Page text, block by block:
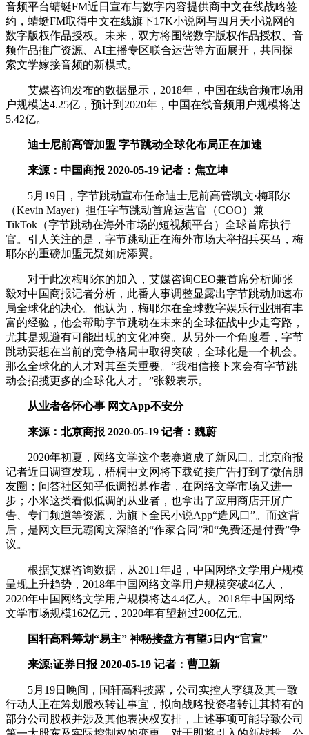
音频平台蜻蜓FM近日宣布与数字内容提供商中文在线战略签
约，蜻蜓FM取得中文在线旗下17K小说网与四月天小说网的
数字版权作品授权。未来，双方将围绕数字版权作品授权、音
频作品推广资源、AI主播专区联合运营等方面展开，共同探
索文学嫁接音频的新模式。
艾媒咨询发布的数据显示，2018年，中国在线音频市场用
户规模达4.25亿，预计到2020年，中国在线音频用户规模将达
5.42亿。
迪士尼前高管加盟 字节跳动全球化布局正在加速
来源：中国商报 2020-05-19 记者：焦立坤
5月19日，字节跳动宣布任命迪士尼前高管凯文·梅耶尔
（Kevin Mayer）担任字节跳动首席运营官（COO）兼
TikTok（字节跳动在海外市场的短视频平台）全球首席执行
官。引人关注的是，字节跳动正在海外市场大举招兵买马，梅
耶尔的重磅加盟无疑如虎添翼。
对于此次梅耶尔的加入，艾媒咨询CEO兼首席分析师张
毅对中国商报记者分析，此番人事调整显露出字节跳动加速布
局全球化的决心。他认为，梅耶尔在全球数字娱乐行业拥有丰
富的经验，他会帮助字节跳动在未来的全球征战中少走弯路，
尤其是规避有可能出现的文化冲突。从另外一个角度看，字节
跳动要想在当前的竞争格局中取得突破，全球化是一个机会。
那么全球化的人才对其至关重要。“我相信接下来会有字节跳
动会招揽更多的全球化人才。”张毅表示。
从业者各怀心事 网文App不安分
来源：北京商报 2020-05-19 记者：魏蔚
2020年初夏，网络文学这个老赛道成了新风口。北京商报
记者近日调查发现，梧桐中文网将下载链接广告打到了微信朋
友圈；问答社区知乎低调招募作者，在网络文学市场又进一
步；小米这类看似低调的从业者，也拿出了应用商店开屏广
告、专门频道等资源，为旗下全民小说App“造风口”。而这背
后，是网文巨无霸阅文深陷的“作家合同”和“免费还是付费”争
议。
根据艾媒咨询数据，从2011年起，中国网络文学用户规模
呈现上升趋势，2018年中国网络文学用户规模突破4亿人，
2020年中国网络文学用户规模将达4.4亿人。2018年中国网络
文学市场规模162亿元，2020年有望超过200亿元。
国轩高科筹划“易主” 神秘接盘方有望5日内“官宣”
来源;证券日报 2020-05-19 记者：曹卫新
5月19日晚间，国轩高科披露，公司实控人李缜及其一致
行动人正在筹划股权转让事宜，拟向战略投资者转让其持有的
部分公司股权并涉及其他表决权安排，上述事项可能导致公司